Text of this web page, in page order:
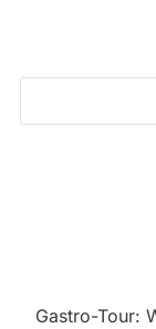
Gastro-Tour: